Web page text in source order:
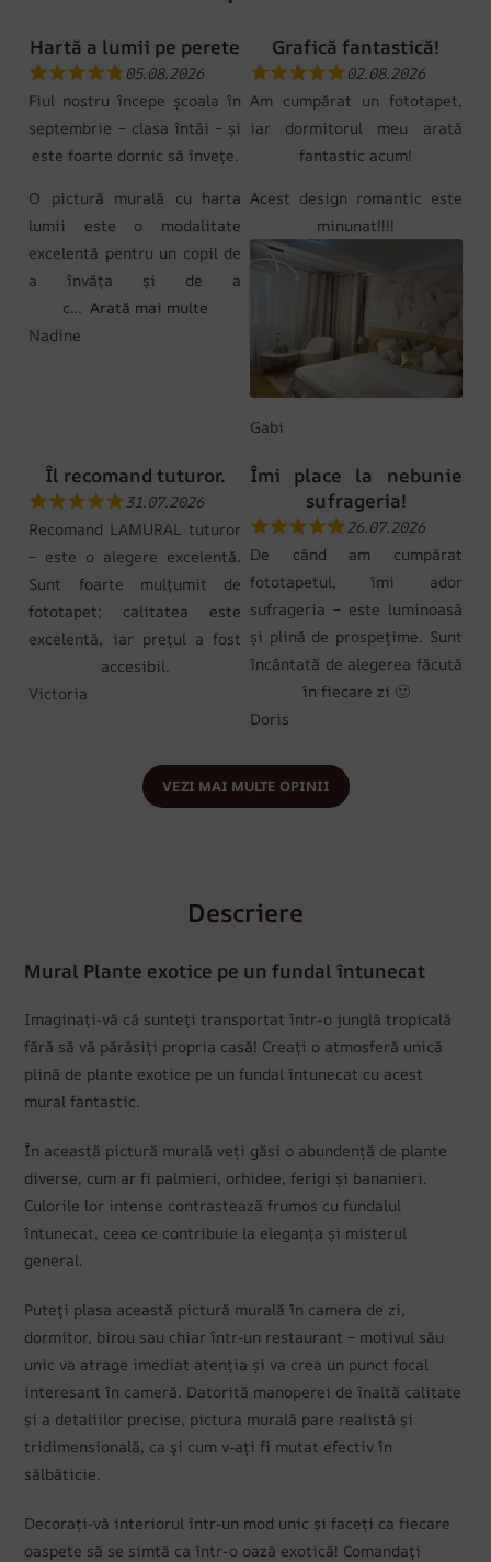
Hartă a lumii pe perete
05.08.2026
Fiul nostru începe școala în
septembrie – clasa întâi – și
este foarte dornic să învețe.
O pictură murală cu harta
lumii este o modalitate
excelentă pentru un copil de
a învăța și de a
c
Arată mai multe
Nadine
Grafică fantastică!
02.08.2026
Am cumpărat un fototapet,
iar dormitorul meu arată
fantastic acum!
Acest design romantic este
minunat!!!!
Gabi
Îl recomand tuturor.
31.07.2026
Recomand LAMURAL tuturor
– este o alegere excelentă.
Sunt foarte mulțumit de
fototapet; calitatea este
excelentă, iar prețul a fost
accesibil.
Victoria
Îmi place la nebunie
sufrageria!
26.07.2026
De când am cumpărat
fototapetul, îmi ador
sufrageria – este luminoasă
și plină de prospețime. Sunt
încântată de alegerea făcută
în fiecare zi 🙂
Doris
VEZI MAI MULTE OPINII
Descriere
Mural Plante exotice pe un fundal întunecat
Imaginați-vă că sunteți transportat într-o junglă tropicală
fără să vă părăsiți propria casă! Creați o atmosferă unică
plină de plante exotice pe un fundal întunecat cu acest
mural fantastic.
În această pictură murală veți găsi o abundență de plante
diverse, cum ar fi palmieri, orhidee, ferigi și bananieri.
Culorile lor intense contrastează frumos cu fundalul
întunecat, ceea ce contribuie la eleganța și misterul
general.
Puteți plasa această pictură murală în camera de zi,
dormitor, birou sau chiar într-un restaurant – motivul său
unic va atrage imediat atenția și va crea un punct focal
interesant în cameră. Datorită manoperei de înaltă calitate
și a detaliilor precise, pictura murală pare realistă și
tridimensională, ca și cum v-ați fi mutat efectiv în
sălbăticie.
Decorați-vă interiorul într-un mod unic și faceți ca fiecare
oaspete să se simtă ca într-o oază exotică! Comandați